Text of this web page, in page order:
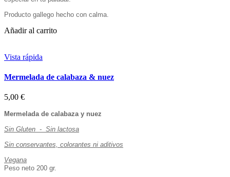
Producto gallego hecho con calma.
Añadir al carrito
Vista rápida
Mermelada de calabaza & nuez
5,00 €
Mermelada de calabaza y nuez
Sin Gluten - Sin lactosa
Sin conservantes, colorantes ni aditivos
Vegana
Peso neto 200 gr.